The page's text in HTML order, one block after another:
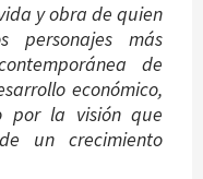
y obra de quien
personajes más
de
económico,
por la visión que
un crecimiento